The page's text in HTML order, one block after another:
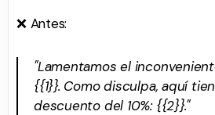
❌ Antes:
"Lamentamos el
{{1}}. Como disculpa, aquí
descuento del 10%: {{2}}."